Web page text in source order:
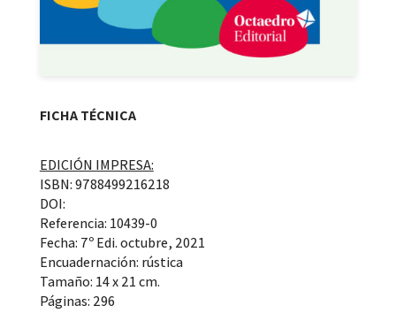
FICHA TÉCNICA
EDICIÓN IMPRESA:
ISBN: 9788499216218
DOI:
Referencia: 10439-0
Fecha: 7º Edi. octubre, 2021
Encuadernación: rústica
Tamaño: 14 x 21 cm.
Páginas: 296